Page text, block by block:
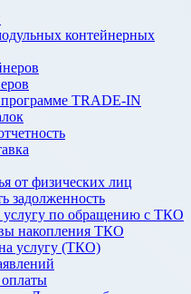
контейнерных
TRADE-IN
от физических лиц
задолженность
услугу по обращению с ТКО
накопления ТКО
услугу (ТКО)